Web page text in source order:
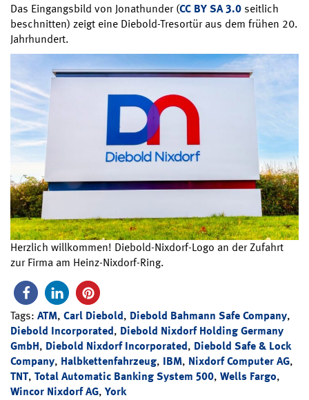
Das Eingangsbild von Jonathunder (CC BY SA 3.0 seitlich
beschnitten) zeigt eine Diebold-Tresortür aus dem frühen 20.
Jahrhundert.
Herzlich willkommen! Diebold-Nixdorf-Logo an der Zufahrt
zur Firma am Heinz-Nixdorf-Ring.
Tags: ATM, Carl Diebold, Diebold Bahmann Safe Company,
Diebold Incorporated, Diebold Nixdorf Holding Germany
GmbH, Diebold Nixdorf Incorporated, Diebold Safe & Lock
Company, Halbkettenfahrzeug, IBM, Nixdorf Computer AG,
TNT, Total Automatic Banking System 500, Wells Fargo,
Wincor Nixdorf AG, York